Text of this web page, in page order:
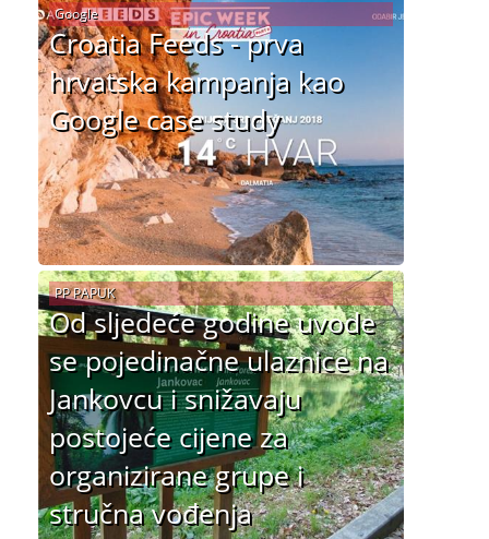
Croatia Feeds - prva
hrvatska kampanja kao
Google case study
Google
Od sljedeće godine uvode
se pojedinačne ulaznice na
Jankovcu i snižavaju
postojeće cijene za
organizirane grupe i
stručna vođenja
PP PAPUK